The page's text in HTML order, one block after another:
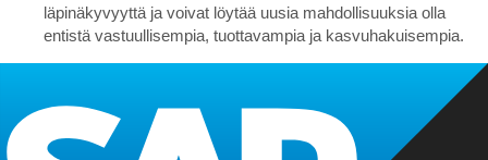
läpinäkyvyyttä ja voivat löytää uusia mahdollisuuksia olla
entistä vastuullisempia, tuottavampia ja kasvuhakuisempia.